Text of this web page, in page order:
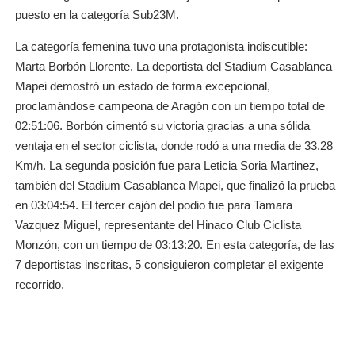
puesto en la categoría Sub23M.
La categoría femenina tuvo una protagonista indiscutible:
Marta Borbón Llorente. La deportista del Stadium Casablanca
Mapei demostró un estado de forma excepcional,
proclamándose campeona de Aragón con un tiempo total de
02:51:06. Borbón cimentó su victoria gracias a una sólida
ventaja en el sector ciclista, donde rodó a una media de 33.28
Km/h. La segunda posición fue para Leticia Soria Martinez,
también del Stadium Casablanca Mapei, que finalizó la prueba
en 03:04:54. El tercer cajón del podio fue para Tamara
Vazquez Miguel, representante del Hinaco Club Ciclista
Monzón, con un tiempo de 03:13:20. En esta categoría, de las
7 deportistas inscritas, 5 consiguieron completar el exigente
recorrido.